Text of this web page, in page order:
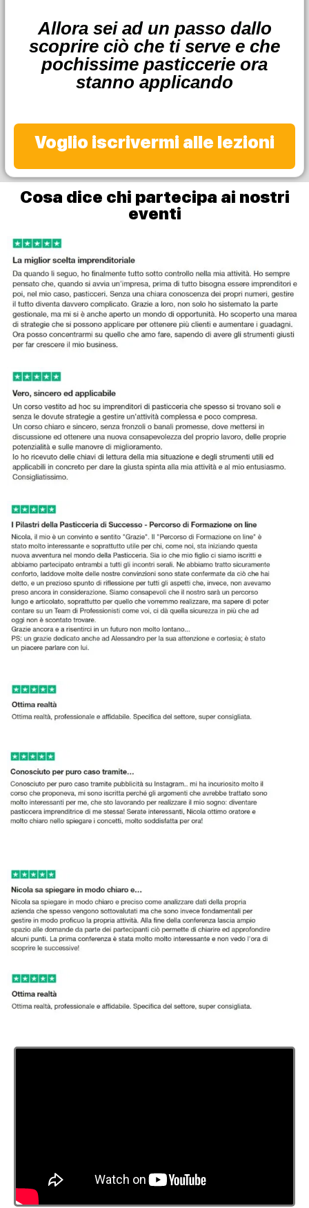
Allora sei ad un passo dallo
scoprire ciò che ti serve e che
pochissime pasticcerie ora
stanno applicando
Voglio iscrivermi alle lezioni
Cosa dice chi partecipa ai nostri
eventi